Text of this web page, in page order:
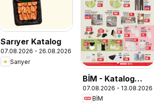
Sarıyer Katalog
07.08.2026 - 26.08.2026
Sarıyer
BİM - Katalog
Cuma
07.08.2026 - 13.08.2026
BİM